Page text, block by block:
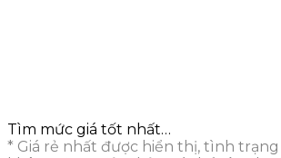
Tìm mức giá tốt nhất…
* Giá rẻ nhất được hiển thị, tình